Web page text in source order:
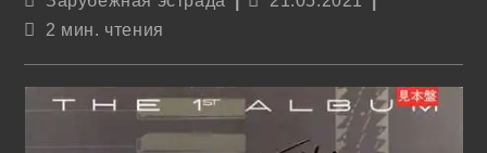
Время2 мин. чтения